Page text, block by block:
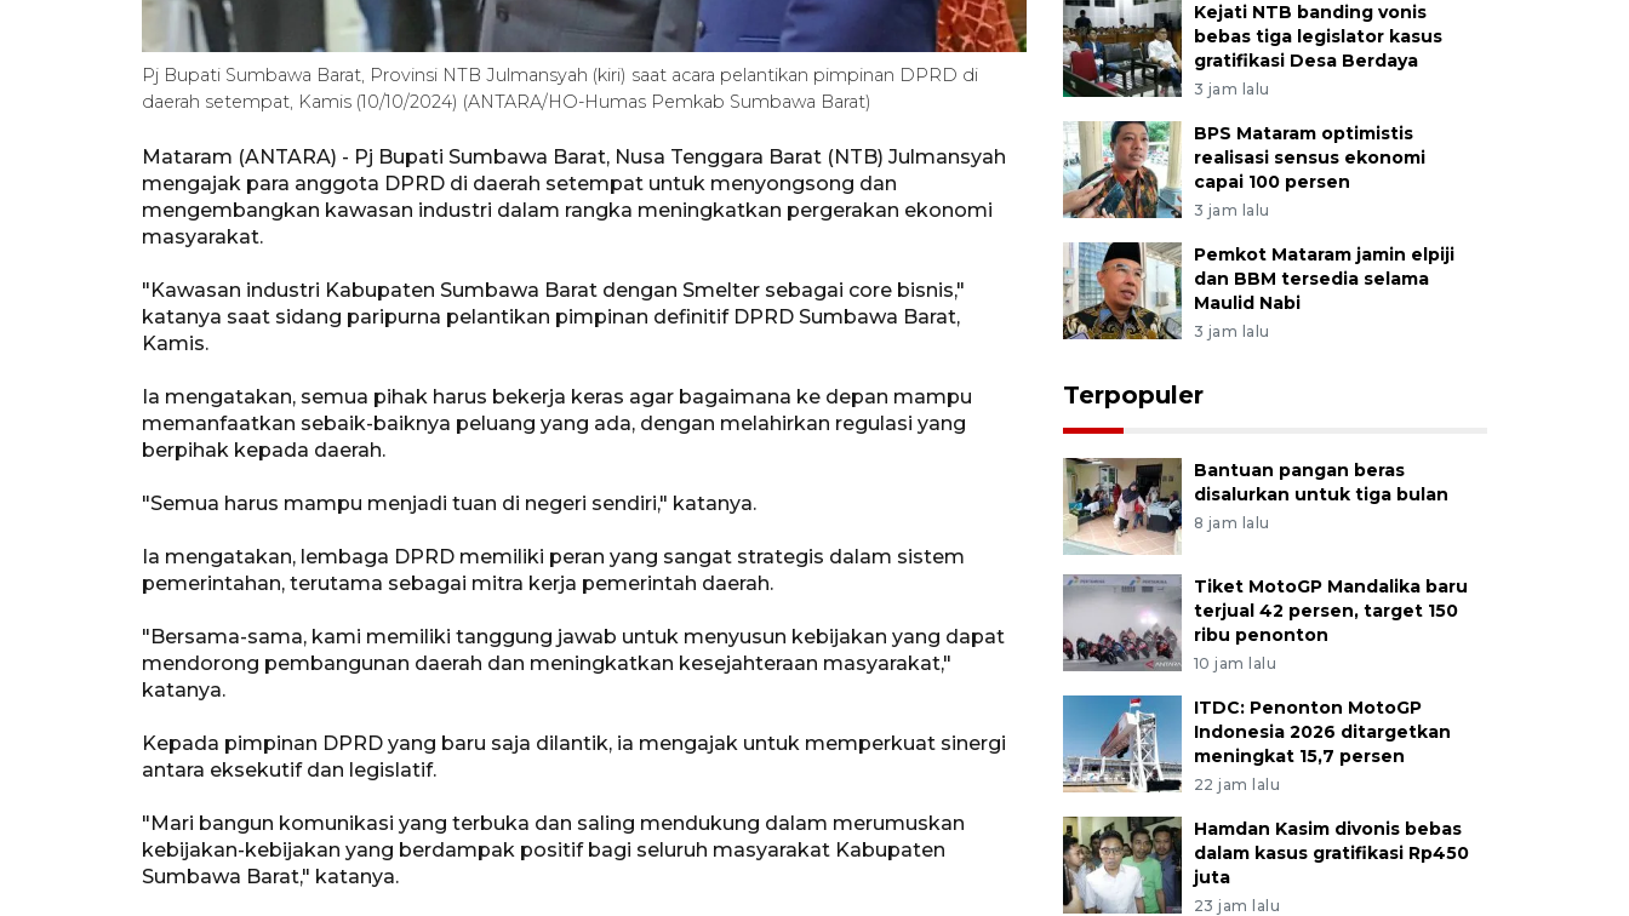
Pj Bupati Sumbawa Barat, Provinsi NTB Julmansyah (kiri) saat acara pelantikan pimpinan DPRD di
daerah setempat, Kamis (10/10/2024) (ANTARA/HO-Humas Pemkab Sumbawa Barat)
Mataram (ANTARA) - Pj Bupati Sumbawa Barat, Nusa Tenggara Barat (NTB) Julmansyah
mengajak para anggota DPRD di daerah setempat untuk menyongsong dan
mengembangkan kawasan industri dalam rangka meningkatkan pergerakan ekonomi
masyarakat.
"Kawasan industri Kabupaten Sumbawa Barat dengan Smelter sebagai core bisnis,"
katanya saat sidang paripurna pelantikan pimpinan definitif DPRD Sumbawa Barat,
Kamis.
Ia mengatakan, semua pihak harus bekerja keras agar bagaimana ke depan mampu
memanfaatkan sebaik-baiknya peluang yang ada, dengan melahirkan regulasi yang
berpihak kepada daerah.
"Semua harus mampu menjadi tuan di negeri sendiri," katanya.
Ia mengatakan, lembaga DPRD memiliki peran yang sangat strategis dalam sistem
pemerintahan, terutama sebagai mitra kerja pemerintah daerah.
"Bersama-sama, kami memiliki tanggung jawab untuk menyusun kebijakan yang dapat
mendorong pembangunan daerah dan meningkatkan kesejahteraan masyarakat,"
katanya.
Kepada pimpinan DPRD yang baru saja dilantik, ia mengajak untuk memperkuat sinergi
antara eksekutif dan legislatif.
"Mari bangun komunikasi yang terbuka dan saling mendukung dalam merumuskan
kebijakan-kebijakan yang berdampak positif bagi seluruh masyarakat Kabupaten
Sumbawa Barat," katanya.
Kejati NTB banding vonis
bebas tiga legislator kasus
gratifikasi Desa Berdaya
3 jam lalu
BPS Mataram optimistis
realisasi sensus ekonomi
capai 100 persen
3 jam lalu
Pemkot Mataram jamin elpiji
dan BBM tersedia selama
Maulid Nabi
3 jam lalu
Terpopuler
Bantuan pangan beras
disalurkan untuk tiga bulan
8 jam lalu
Tiket MotoGP Mandalika baru
terjual 42 persen, target 150
ribu penonton
10 jam lalu
ITDC: Penonton MotoGP
Indonesia 2026 ditargetkan
meningkat 15,7 persen
22 jam lalu
Hamdan Kasim divonis bebas
dalam kasus gratifikasi Rp450
juta
23 jam lalu